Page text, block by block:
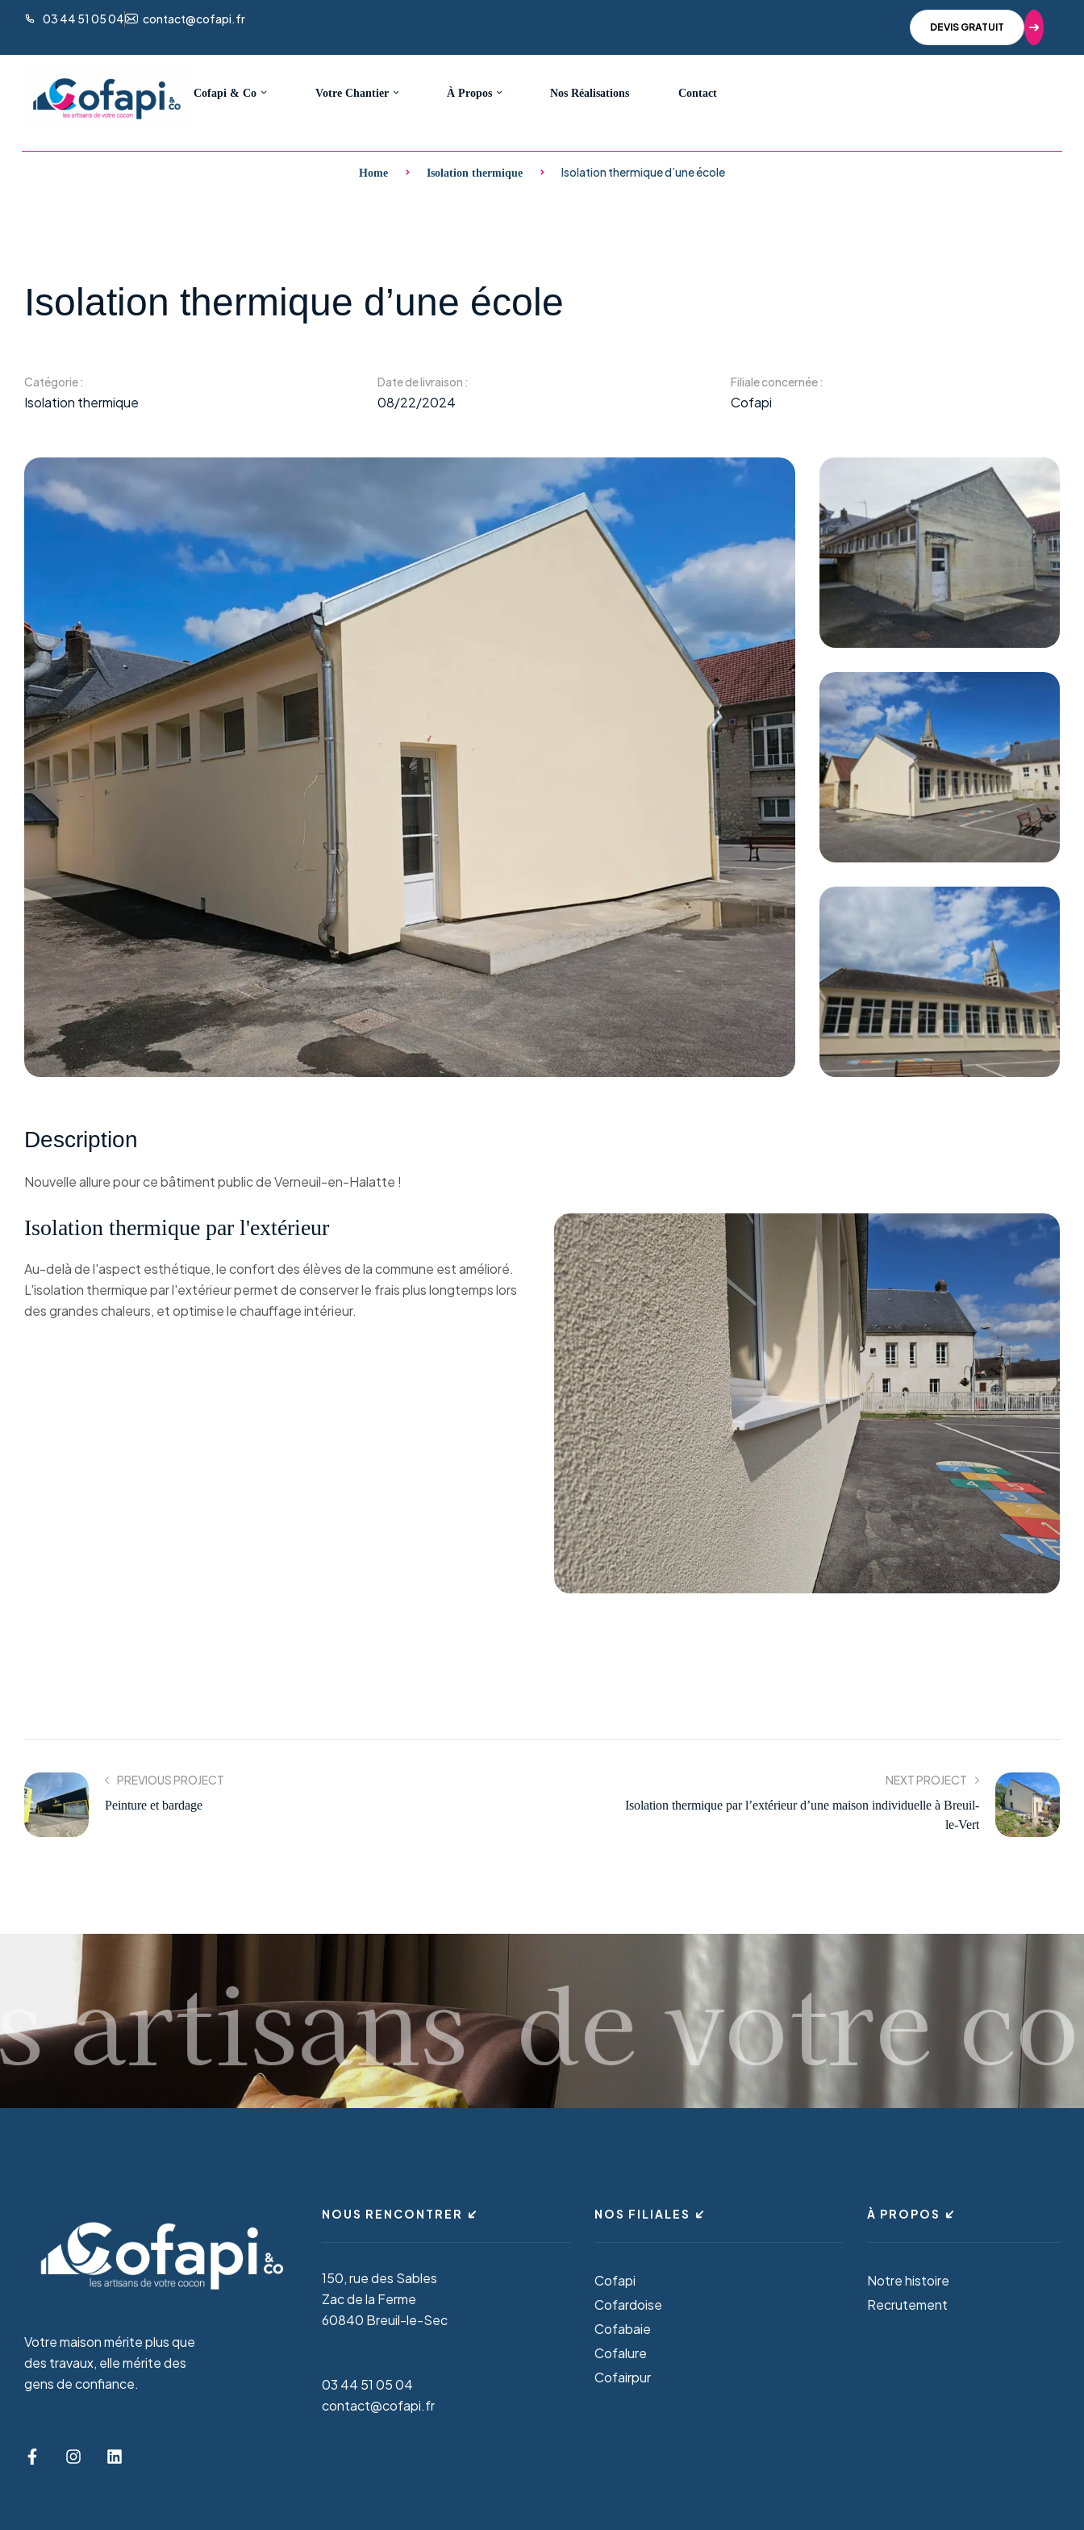
03 44 51 05 04 contact@cofapi.fr
DEVIS GRATUIT
Cofapi & Co Votre Chantier À Propos Nos Réalisations Contact
Home Isolation thermique Isolation thermique d’une école
Isolation thermique d’une école
Catégorie :
Isolation thermique
Date de livraison :
08/22/2024
Filiale concernée :
Cofapi
Description
Nouvelle allure pour ce bâtiment public de Verneuil-en-Halatte !
Isolation thermique par l'extérieur
Au-delà de l'aspect esthétique, le confort des élèves de la commune est amélioré.
L'isolation thermique par l'extérieur permet de conserver le frais plus longtemps lors
des grandes chaleurs, et optimise le chauffage intérieur.
PREVIOUS PROJECT
Peinture et bardage
NEXT PROJECT
Isolation thermique par l’extérieur d’une maison individuelle à Breuil-
le-Vert
artisans de votre
Votre maison mérite plus que
des travaux, elle mérite des
gens de confiance.
NOUS RENCONTRER
150, rue des Sables
Zac de la Ferme
60840 Breuil-le-Sec
03 44 51 05 04
contact@cofapi.fr
NOS FILIALES
Cofapi
Cofardoise
Cofabaie
Cofalure
Cofairpur
À PROPOS
Notre histoire
Recrutement